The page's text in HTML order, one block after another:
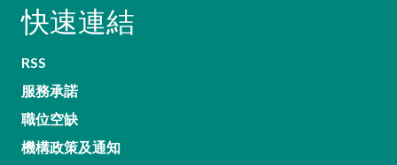
快速連結
RSS
服務承諾
職位空缺
機構政策及通知